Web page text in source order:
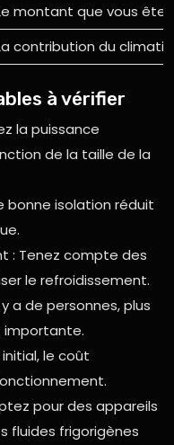
montant que vous
contribution du
à vérifier
la puissance
de la taille de la
bonne isolation réduit
: Tenez compte des
le refroidissement.
a de personnes, plus
importante.
le coût
pour des appareils
fluides frigorigènes